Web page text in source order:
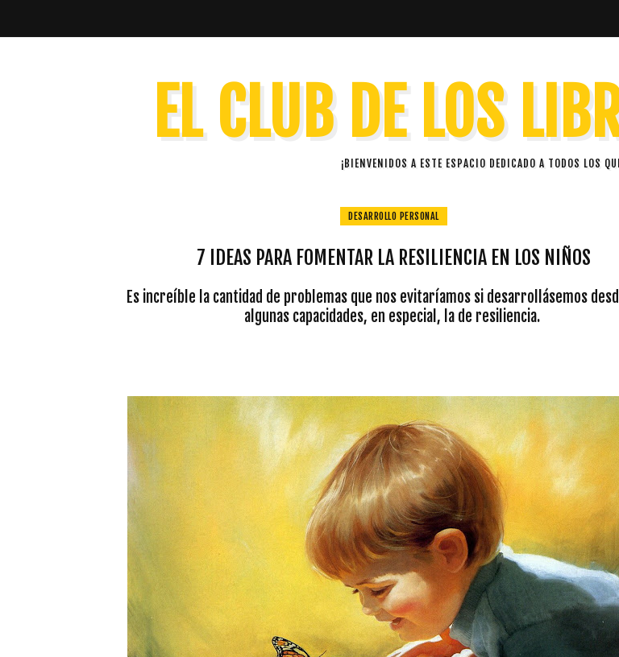
EL CLUB DE LOS
¡BIENVENIDOS A ESTE ESPACIO DEDICADO A TODOS LOS
DESARROLLO PERSONAL
7 IDEAS PARA FOMENTAR LA RESILIENCIA EN LOS NIÑOS
Es increíble la cantidad de problemas que nos evitaríamos si desarrollásemos
algunas capacidades, en especial, la de resiliencia.